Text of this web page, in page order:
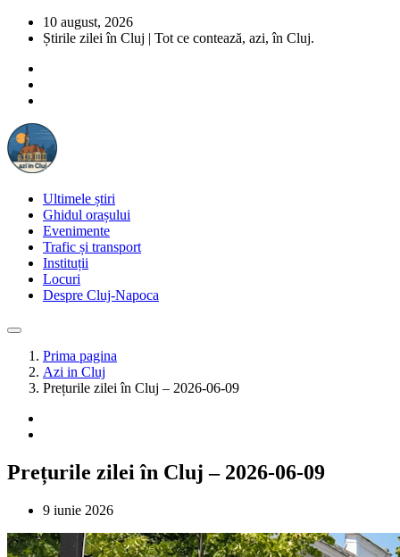
10 august, 2026
Știrile zilei în Cluj | Tot ce contează, azi, în Cluj.
Ultimele știri
Ghidul orașului
Evenimente
Trafic și transport
Instituții
Locuri
Despre Cluj-Napoca
Prima pagina
Azi in Cluj
Prețurile zilei în Cluj – 2026-06-09
Prețurile zilei în Cluj – 2026-06-09
9 iunie 2026